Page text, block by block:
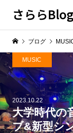
さらら
2023.10.22
大学時代の
ブ&新型シ
MUSIC
ブログ